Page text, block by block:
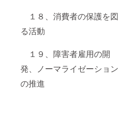
１８、消費者の保護を図
る活動
１９、障害者雇用の開
発、ノーマライゼーション
の推進